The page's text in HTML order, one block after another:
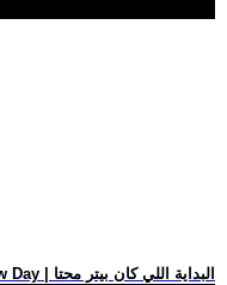
.. فيلم Spider-Man: Brand New Day | البداية اللي كان بيتر محتا